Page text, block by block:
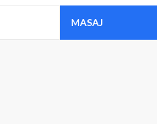
MASAJ